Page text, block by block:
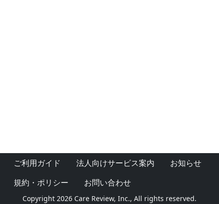
ご利用ガイド 法人向けサービス案内
お知らせ
規約・ポリシー
お問い合わせ
Copyright 2026 Care Review, Inc., All rights reserved.